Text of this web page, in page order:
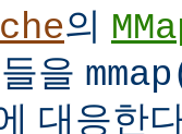
의
을
대응한